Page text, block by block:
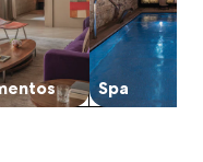
Spa